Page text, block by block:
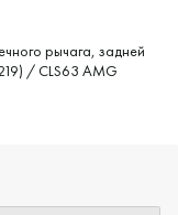
рычага, задней
/ CLS63 AMG